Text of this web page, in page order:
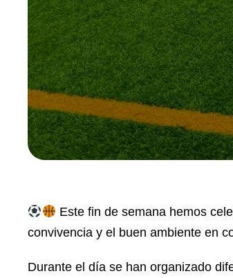
Este fin de semana hemos
convivencia y el buen ambiente en
Durante el día se han organizado